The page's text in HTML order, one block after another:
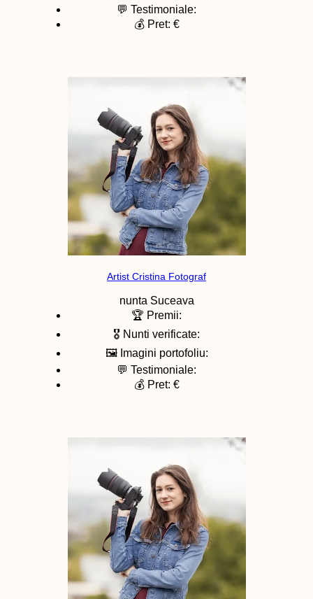
💬 Testimoniale:
💰 Pret: €
Artist Cristina Fotograf
nunta Suceava
🏆 Premii:
🎖️ Nunti verificate:
🖼️ Imagini portofoliu:
💬 Testimoniale:
💰 Pret: €